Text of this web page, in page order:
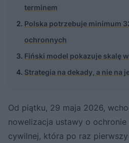
terminem
Polska potrzebuje minimum
ochronnych
Fiński model pokazuje skalę
Strategia na dekady, a nie na
Od piątku, 29 maja 2026,
nowelizacja ustawy o
cywilnej, która po raz pierwszy